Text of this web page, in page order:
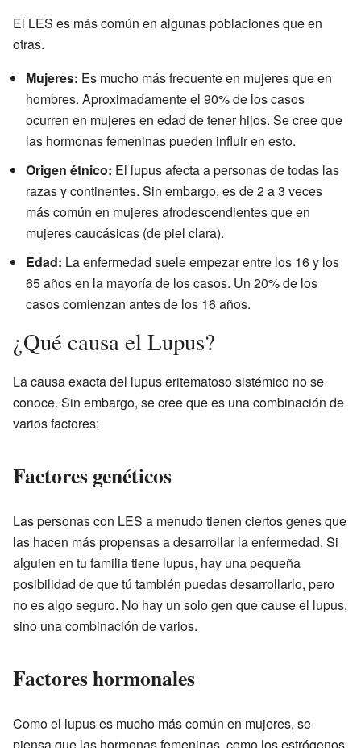
El LES es más común en algunas poblaciones que en
otras.
Mujeres: Es mucho más frecuente en mujeres que en
hombres. Aproximadamente el 90% de los casos
ocurren en mujeres en edad de tener hijos. Se cree que
las hormonas femeninas pueden influir en esto.
Origen étnico: El lupus afecta a personas de todas las
razas y continentes. Sin embargo, es de 2 a 3 veces
más común en mujeres afrodescendientes que en
mujeres caucásicas (de piel clara).
Edad: La enfermedad suele empezar entre los 16 y los
65 años en la mayoría de los casos. Un 20% de los
casos comienzan antes de los 16 años.
¿Qué causa el Lupus?
La causa exacta del lupus eritematoso sistémico no se
conoce. Sin embargo, se cree que es una combinación de
varios factores:
Factores genéticos
Las personas con LES a menudo tienen ciertos genes que
las hacen más propensas a desarrollar la enfermedad. Si
alguien en tu familia tiene lupus, hay una pequeña
posibilidad de que tú también puedas desarrollarlo, pero
no es algo seguro. No hay un solo gen que cause el lupus,
sino una combinación de varios.
Factores hormonales
Como el lupus es mucho más común en mujeres, se